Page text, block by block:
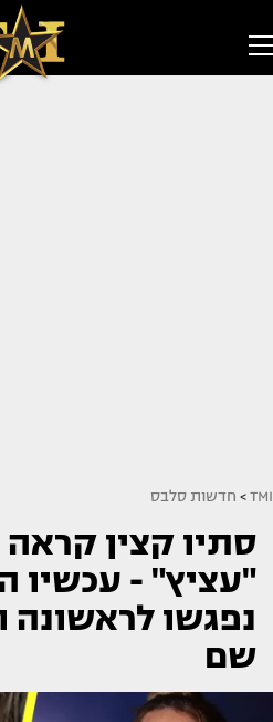
TMI
> חדשות סלבס
סתיו קצין
"עציץ" - עכשיו
נפגשו
שם